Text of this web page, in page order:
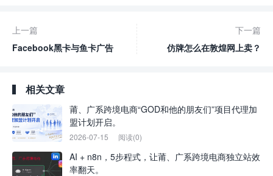
上一篇
Facebook黑卡与鱼卡广告
下一篇
仿牌怎么在敦煌网上卖？
相关文章
莆、广系跨境电商“GOD和他的朋友们”项目代理加
盟计划开启。
2026-07-15 阅读(0)
AI + n8n，5步程式，让莆、广系跨境电商独立站效
率翻天。